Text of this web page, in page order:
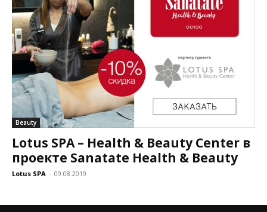
Beauty
Lotus SPA – Health & Beauty Center в
проекте Sanatate Health & Beauty
Lotus SPA - 09.08.2019